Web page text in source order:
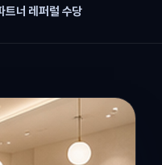
트너 레퍼럴 수당